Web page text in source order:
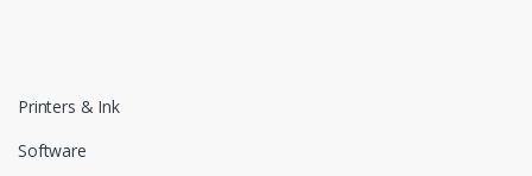
Printers & Ink
Software